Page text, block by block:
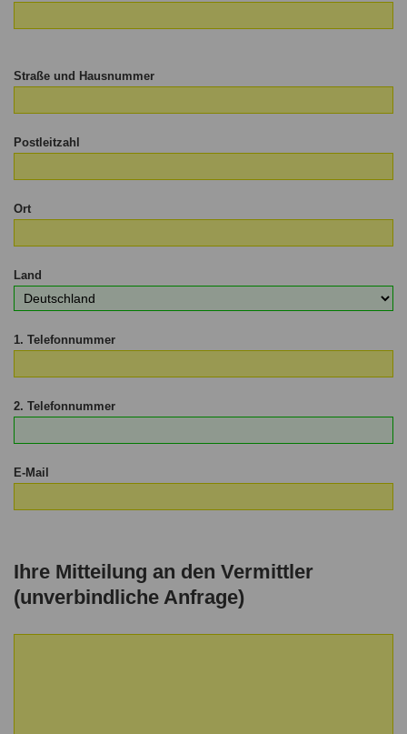
Straße und Hausnummer
Postleitzahl
Ort
Land
1. Telefonnummer
2. Telefonnummer
E-Mail
Ihre Mitteilung an den Vermittler
(unverbindliche Anfrage)